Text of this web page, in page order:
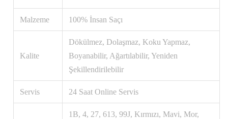
Malzeme 100% İnsan Saçı
Kalite
Dökülmez, Dolaşmaz, Koku Yapmaz,
Boyanabilir, Ağartılabilir, Yeniden
Şekillendirilebilir
Servis 24 Saat Online Servis
1B, 4, 27, 613, 99J, Kırmızı, Mavi, Mor,